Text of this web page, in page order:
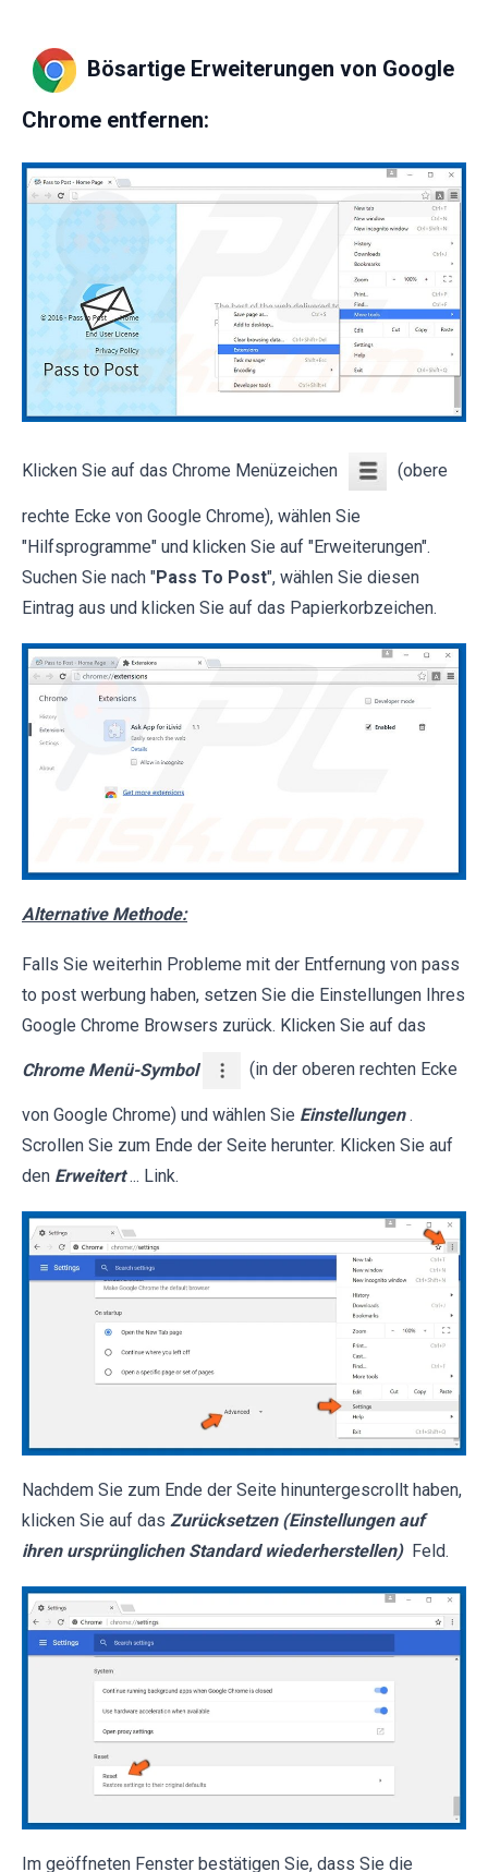
Bösartige Erweiterungen von Google
Chrome entfernen:
Klicken Sie auf das Chrome Menüzeichen (obere
rechte Ecke von Google Chrome), wählen Sie
"Hilfsprogramme" und klicken Sie auf "Erweiterungen".
Suchen Sie nach "Pass To Post", wählen Sie diesen
Eintrag aus und klicken Sie auf das Papierkorbzeichen.
Alternative Methode:
Falls Sie weiterhin Probleme mit der Entfernung von pass
to post werbung haben, setzen Sie die Einstellungen Ihres
Google Chrome Browsers zurück. Klicken Sie auf das
Chrome Menü-Symbol (in der oberen rechten Ecke
von Google Chrome) und wählen Sie Einstellungen .
Scrollen Sie zum Ende der Seite herunter. Klicken Sie auf
den Erweitert ... Link.
Nachdem Sie zum Ende der Seite hinuntergescrollt haben,
klicken Sie auf das Zurücksetzen (Einstellungen auf
ihren ursprünglichen Standard wiederherstellen) Feld.
Im geöffneten Fenster bestätigen Sie, dass Sie die